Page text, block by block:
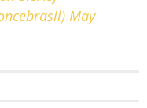
May